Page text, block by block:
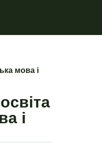
мова і
і